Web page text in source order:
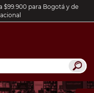
$99.900 para Bogotá y de